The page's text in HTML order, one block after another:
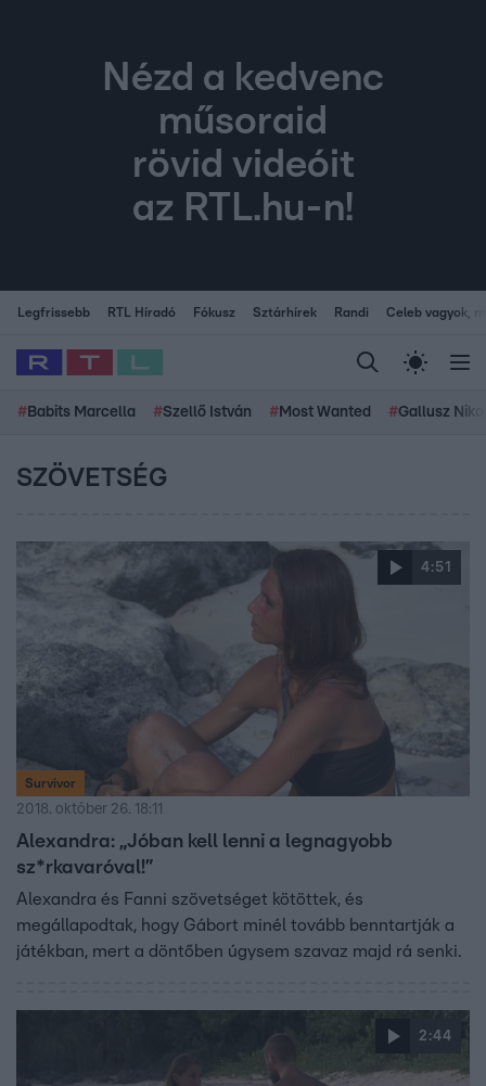
Nézd a kedvenc
műsoraid
rövid videóit
az RTL.hu-n!
Legfrissebb RTL Híradó Fókusz Sztárhírek Randi Celeb vagyok,
# Babits Marcella #Szellő István # Most Wanted #Gallusz
SZÖVETSÉG
4:51
Survivor
2018. október 26. 18:11
Alexandra: „Jóban kell lenni a legnagyobb
sz*rkavaróval!”
Alexandra és Fanni szövetséget kötöttek, és
megállapodtak, hogy Gábort minél tovább benntartják a
játékban, mert a döntőben úgysem szavaz majd rá senki.
2:44